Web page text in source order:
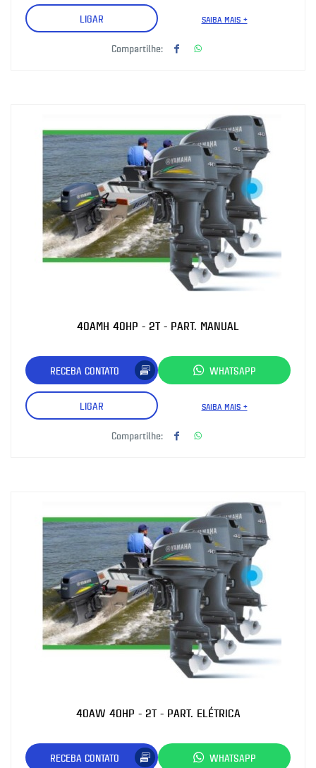
LIGAR SAIBA MAIS +
Compartilhe:
40AMH 40HP - 2T - PART. MANUAL
RECEBA CONTATO WHATSAPP
LIGAR SAIBA MAIS +
Compartilhe:
40AW 40HP - 2T - PART. ELÉTRICA
RECEBA CONTATO WHATSAPP